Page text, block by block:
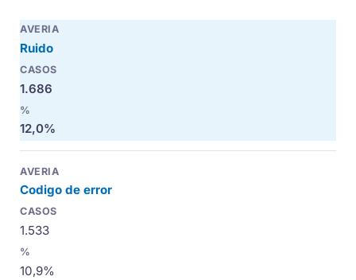
Ruido
1.686
12,0%
Codigo de error
1.533
10,9%